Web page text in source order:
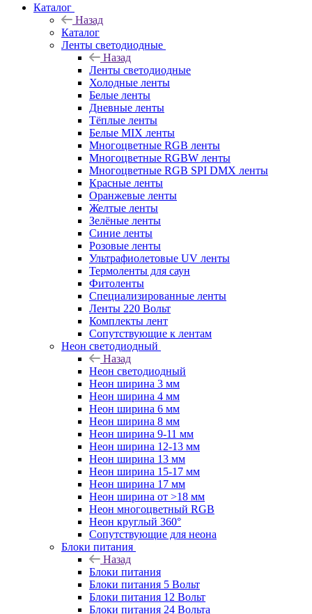
Каталог
Назад
Каталог
Ленты светодиодные
Назад
Ленты светодиодные
Холодные ленты
Белые ленты
Дневные ленты
Тёплые ленты
Белые MIX ленты
Многоцветные RGB ленты
Многоцветные RGBW ленты
Многоцветные RGB SPI DMX ленты
Красные ленты
Оранжевые ленты
Желтые ленты
Зелёные ленты
Синие ленты
Розовые ленты
Ультрафиолетовые UV ленты
Термоленты для саун
Фитоленты
Специализированные ленты
Ленты 220 Вольт
Комплекты лент
Сопутствующие к лентам
Неон светодиодный
Назад
Неон светодиодный
Неон ширина 3 мм
Неон ширина 4 мм
Неон ширина 6 мм
Неон ширина 8 мм
Неон ширина 9-11 мм
Неон ширина 12-13 мм
Неон ширина 13 мм
Неон ширина 15-17 мм
Неон ширина 17 мм
Неон ширина от >18 мм
Неон многоцветный RGB
Неон круглый 360°
Сопутствующие для неона
Блоки питания
Назад
Блоки питания
Блоки питания 5 Вольт
Блоки питания 12 Вольт
Блоки питания 24 Вольта